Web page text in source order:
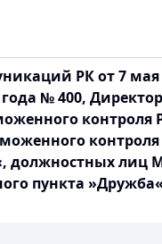
РК от 7 мая
№ 400,
лиц
пункта